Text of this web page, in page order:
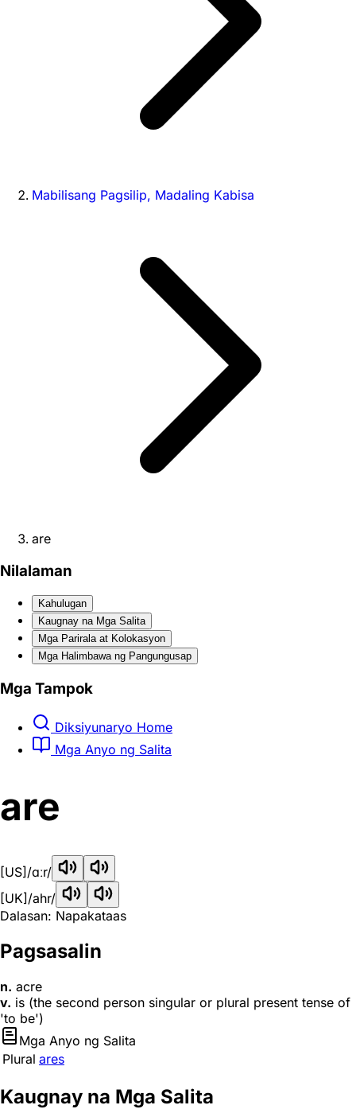
Mabilisang Pagsilip, Madaling Kabisa
are
Nilalaman
Kahulugan
Kaugnay na Mga Salita
Mga Parirala at Kolokasyon
Mga Halimbawa ng Pangungusap
Mga Tampok
Diksiyunaryo Home
Mga Anyo ng Salita
are
[US] /ɑːr/
[UK] /ahr/
Dalasan: Napakataas
Pagsasalin
n. acre
v. is (the second person singular or plural present tense of
'to be')
Mga Anyo ng Salita
Plural ares
Kaugnay na Mga Salita